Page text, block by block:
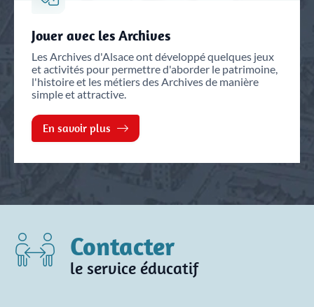
Jouer avec les Archives
Les Archives d'Alsace ont développé quelques jeux
et activités pour permettre d'aborder le patrimoine,
l'histoire et les métiers des Archives de manière
simple et attractive.
En savoir plus
Contacter
le service éducatif